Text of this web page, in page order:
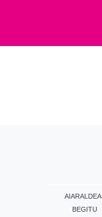
AIARALDEA
BEGITU